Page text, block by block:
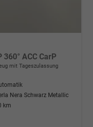
ACC CarP
mit Tageszulassung
Nera Schwarz Metallic
km